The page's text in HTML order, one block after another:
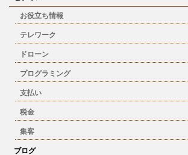
お役立ち情報
テレワーク
ドローン
プログラミング
支払い
税金
集客
ブログ